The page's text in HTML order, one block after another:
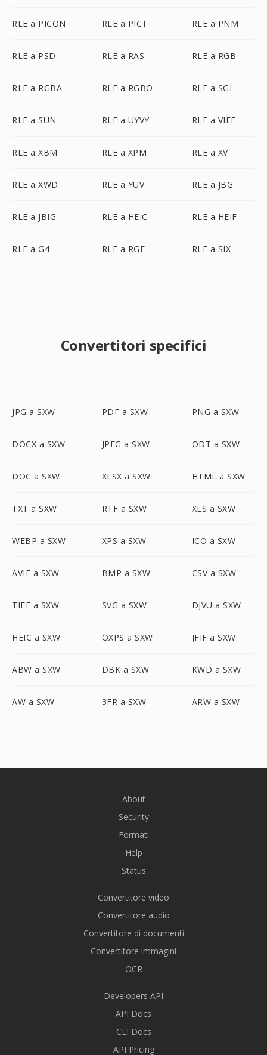
RLE a PICON RLE a PICT RLE a PNM
RLE a PSD RLE a RAS RLE a RGB
RLE a RGBA RLE a RGBO RLE a SGI
RLE a SUN RLE a UYVY RLE a VIFF
RLE a XBM RLE a XPM RLE a XV
RLE a XWD RLE a YUV RLE a JBG
RLE a JBIG RLE a HEIC RLE a HEIF
RLE a G4 RLE a RGF RLE a SIX
Convertitori specifici
JPG a SXW PDF a SXW PNG a SXW
DOCX a SXW JPEG a SXW ODT a SXW
DOC a SXW XLSX a SXW HTML a SXW
TXT a SXW RTF a SXW XLS a SXW
WEBP a SXW XPS a SXW ICO a SXW
AVIF a SXW BMP a SXW CSV a SXW
TIFF a SXW SVG a SXW DJVU a SXW
HEIC a SXW OXPS a SXW JFIF a SXW
ABW a SXW DBK a SXW KWD a SXW
AW a SXW 3FR a SXW ARW a SXW
About
Security
Formati
Help
Status
Convertitore video
Convertitore audio
Convertitore di documenti
Convertitore immagini
OCR
Developers API
API Docs
CLI Docs
API Pricing